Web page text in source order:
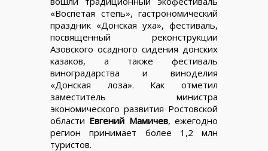
«Воспетая степь», гастрономический
праздник «Донская уха», фестиваль,
посвященный реконструкции
Азовского осадного сидения донских
казаков, а также фестиваль
виноградарства и виноделия
«Донская лоза». Как отметил
заместитель министра
экономического развития Ростовской
области Евгений Мамичев, ежегодно
регион принимает более 1,2 млн
туристов.